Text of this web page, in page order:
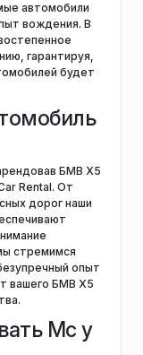
автомобили
вождения. В
гарантируя,
будет
БМВ Х5
Rental. От
дорог наши
стремимся
опыт
вашего БМВ Х5
Mc у